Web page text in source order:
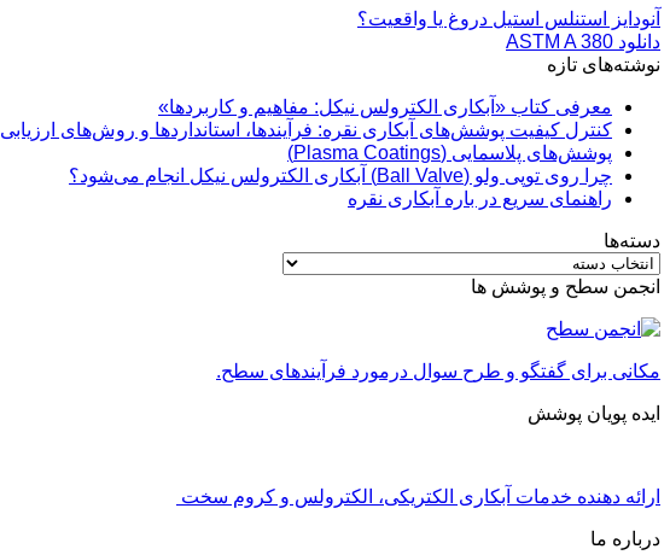
آنودایز استنلس استیل دروغ یا واقعیت؟
دانلود ASTM A 380
نوشته‌های تازه
معرفی کتاب «آبکاری الکترولس نیکل: مفاهیم و کاربردها»
کنترل کیفیت پوشش‌های آبکاری نقره: فرآیندها، استانداردها و روش‌های ارزیابی
پوشش‌های پلاسمایی (Plasma Coatings)
چرا روی توپی‌ ولو (Ball Valve) آبکاری الکترولس نیکل انجام می‌شود؟
راهنمای سریع در باره آبکاری نقره
دسته‌ها
دسته‌ها
انجمن سطح و پوشش ها
مکانی برای گفتگو و طرح سوال درمورد فرآیندهای سطح.
ایده پویان پوشش
ارائه دهنده خدمات آبکاری الکتریکی، الکترولس و کروم سخت
درباره ما